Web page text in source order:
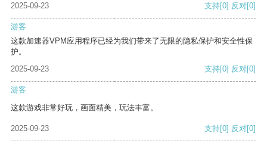
2025-09-23
支持[0] 反对[0]
游客
这款加速器VPM应用程序已经为我们带来了无限的隐私保护和安全性保
护。
2025-09-23
支持[0] 反对[0]
游客
这款游戏非常好玩，画面精美，玩法丰富。
2025-09-23 支持[0] 反对[0]